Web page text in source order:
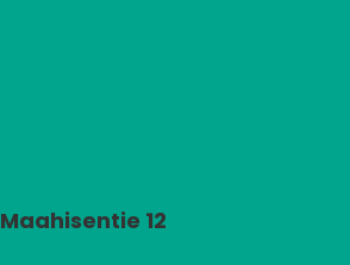
Maahisentie 12